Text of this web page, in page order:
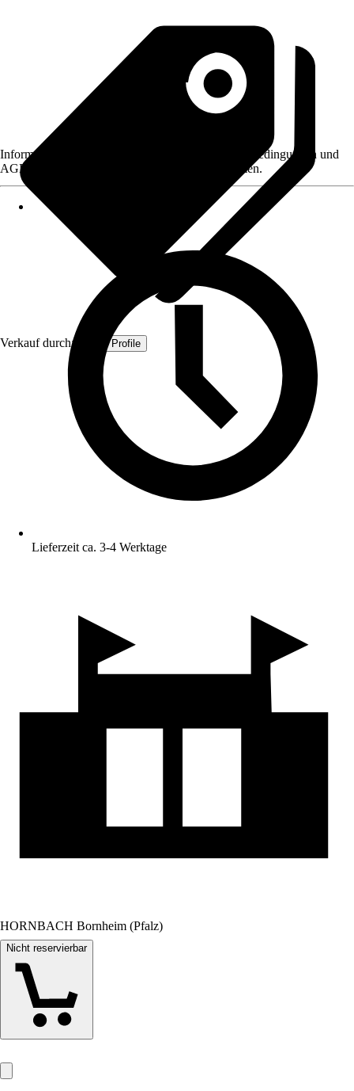
Verkauf durch: Quest Profile
Informationen des Verkäufers, wie z. B. Rückgabebedingungen und
AGB, finden Sie bei Klick auf den Verkäufernamen.
Lieferzeit ca. 3-4 Werktage
HORNBACH Bornheim (Pfalz)
Nicht reservierbar